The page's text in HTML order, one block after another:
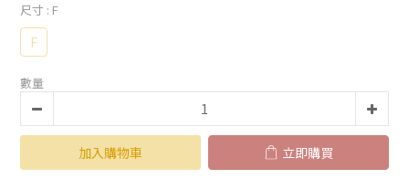
尺寸 : F
F
數量
加入購物車 立即購買